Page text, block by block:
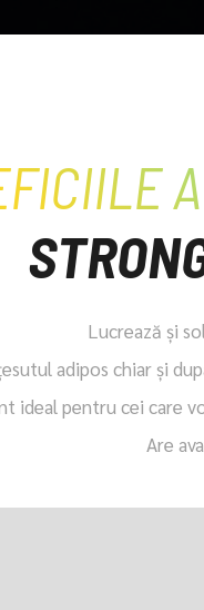
Lucrează și
adipos chiar și
ideal pentru cei care
Are